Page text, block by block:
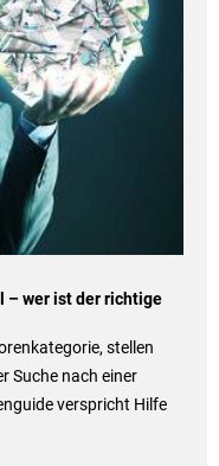
– wer ist der richtige
stellen
Suche nach einer
verspricht Hilfe